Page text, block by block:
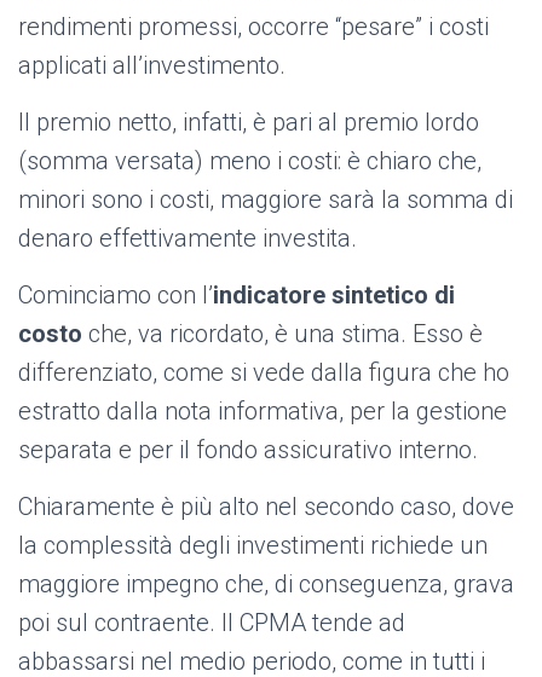
rendimenti promessi, occorre “pesare” i costi
applicati all’investimento.
Il premio netto, infatti, è pari al premio lordo
(somma versata) meno i costi: è chiaro che,
minori sono i costi, maggiore sarà la somma di
denaro effettivamente investita.
Cominciamo con l’indicatore sintetico di
costo che, va ricordato, è una stima. Esso è
differenziato, come si vede dalla figura che ho
estratto dalla nota informativa, per la gestione
separata e per il fondo assicurativo interno.
Chiaramente è più alto nel secondo caso, dove
la complessità degli investimenti richiede un
maggiore impegno che, di conseguenza, grava
poi sul contraente. Il CPMA tende ad
abbassarsi nel medio periodo, come in tutti i